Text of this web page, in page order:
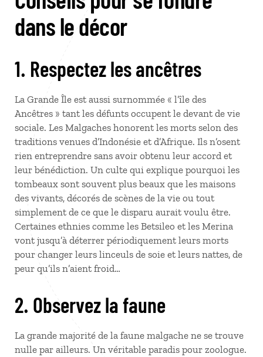
dans le décor
1. Respectez les ancêtres
La Grande Île est aussi surnommée « l’île des
Ancêtres » tant les défunts occupent le devant de vie
sociale. Les Malgaches honorent les morts selon des
traditions venues d’Indonésie et d’Afrique. Ils n’osent
rien entreprendre sans avoir obtenu leur accord et
leur bénédiction. Un culte qui explique pourquoi les
tombeaux sont souvent plus beaux que les maisons
des vivants, décorés de scènes de la vie ou tout
simplement de ce que le disparu aurait voulu être.
Certaines ethnies comme les Betsileo et les Merina
vont jusqu’à déterrer périodiquement leurs morts
pour changer leurs linceuls de soie et leurs nattes, de
peur qu’ils n’aient froid…
2. Observez la faune
La grande majorité de la faune malgache ne se trouve
nulle par ailleurs. Un véritable paradis pour zoologue.